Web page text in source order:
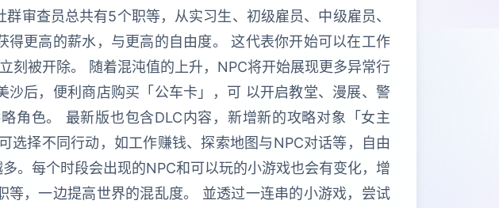
审查员总共有5个职等，从实习生、初级雇员、中级雇员、
更高的薪水，与更高的自由度。 这代表你开始可以在工作
刻被开除。 随着混沌值的上升，NPC将开始展现更多异常行
后，便利商店购买「公车卡」，可 以开启教堂、漫展、警
角色。 最新版也包含DLC内容，新增新的攻略对象「女主
择不同行动，如工作赚钱、探索地图与NPC对话等，自由
。每个时段会出现的NPC和可以玩的小游戏也会有变化，增
，一边提高世界的混乱度。 並透过一连串的小游戏，尝试